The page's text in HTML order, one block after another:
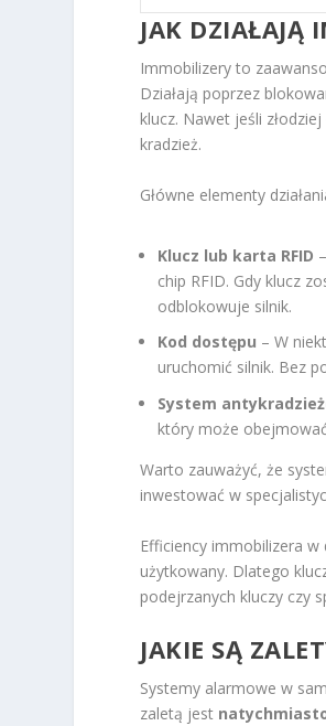
JAK DZIAŁAJĄ
Immobilizery to
Działają poprzez
klucz. Nawet jeśli
kradzież.
Główne elementy
Klucz lub karta RFID
chip RFID. Gdy klucz
odblokowuje silnik.
Kod dostępu – W
uruchomić silnik. Bez
System
który może
Warto zauważyć, że
inwestować w
Efficiency immobilizera
użytkowany. Dlatego
podejrzanych kluczy czy
JAKIE SĄ
Systemy alarmowe w
zaletą jest